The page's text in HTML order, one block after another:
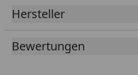
passenden Abzieher stets
Kauf prüfen, ob die
deinen Polrädern passen
Hersteller
Bewertungen